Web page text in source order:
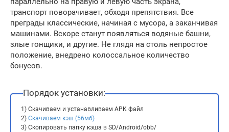
транспорт поворачивает, обходя препятствия. Все
преграды классические, начиная с мусора, а заканчивая
машинами. Вскоре станут появляться водяные башни,
злые гонщики, и другие. Не глядя на столь непростое
положение, внедрено колоссальное количество
бонусов.
Порядок установки:
1) Скачиваем и устанавливаем APK файл
2) Скачиваем кэш (56мб)
3) Скопировать папку кэша в SD/Android/obb/